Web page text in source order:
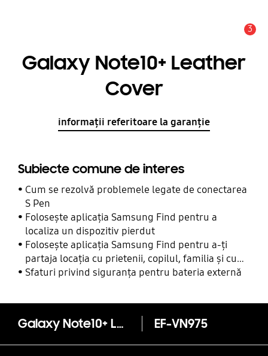
3
Galaxy Note10+ Leather
Cover
informații referitoare la garanție
Subiecte comune de interes
Cum se rezolvă problemele legate de conectarea
S Pen
Folosește aplicația Samsung Find pentru a
localiza un dispozitiv pierdut
Folosește aplicația Samsung Find pentru a-ți
partaja locația cu prietenii, copilul, familia și cu
alte contacte
Sfaturi privind siguranța pentru bateria externă
Galaxy Note10+ Leather Cover EF-VN975